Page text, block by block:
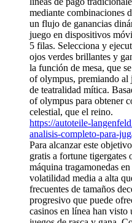
mediante combinaciones
un flujo de ganancias
juego en dispositivos
5 filas. Selecciona y
ojos verdes brillantes y
la función de mesa, que
of olympus, premiando al
de teatralidad mítica.
of olympus para obtener
celestial, que el reino.
https://autoteile-
analisis-completo-para-
Para alcanzar este
gratis a fortune tigergates
máquina tragamonedas
volatilidad media a alta
frecuentes de tamaños
progresivo que puede
casinos en línea han